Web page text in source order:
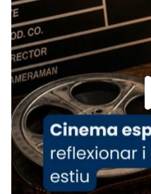
07/carmina-historia-
espana-testimoni...
Foto
View on Facebook · Share
Arquebisbat de
1 week ago
«Avui les santes
ajuden a alçar la